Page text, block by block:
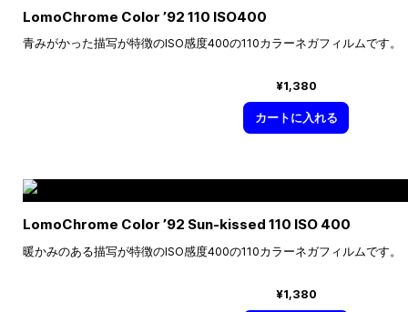
LomoChrome Color ’92 110 ISO400
青みがかった描写が特徴のISO感度400の110カラーネガフィルムです。
¥1,380
カートに入れる
LomoChrome Color ’92 Sun-kissed 110 ISO 400
暖かみのある描写が特徴のISO感度400の110カラーネガフィルムです。
¥1,380